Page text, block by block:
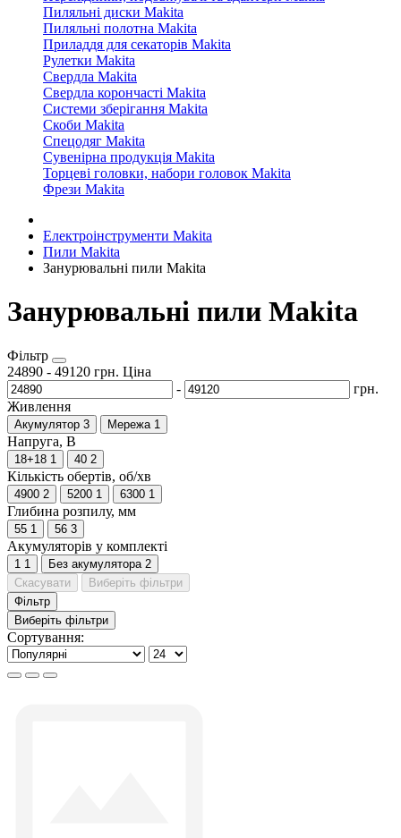
Пиляльні диски Makita
Пиляльні полотна Makita
Приладдя для секаторів Makita
Рулетки Makita
Свердла Makita
Свердла корончасті Makita
Системи зберігання Makita
Скоби Makita
Спецодяг Makita
Сувенірна продукція Makita
Торцеві головки, набори головок Makita
Фрези Makita
Електроінструменти Makita
Пили Makita
Занурювальні пили Makita
Занурювальні пили Makita
Фільтр
24890 - 49120 грн. Ціна
-
грн.
Живлення
Акумулятор 3 Мережа 1
Напруга, В
18+18 1 40 2
Кількість обертів, об/хв
4900 2 5200 1 6300 1
Глибина розпилу, мм
55 1 56 3
Акумуляторів у комплекті
1 1 Без акумулятора 2
Скасувати
Виберіть фільтри
Фільтр
Виберіть фільтри
Сортування: